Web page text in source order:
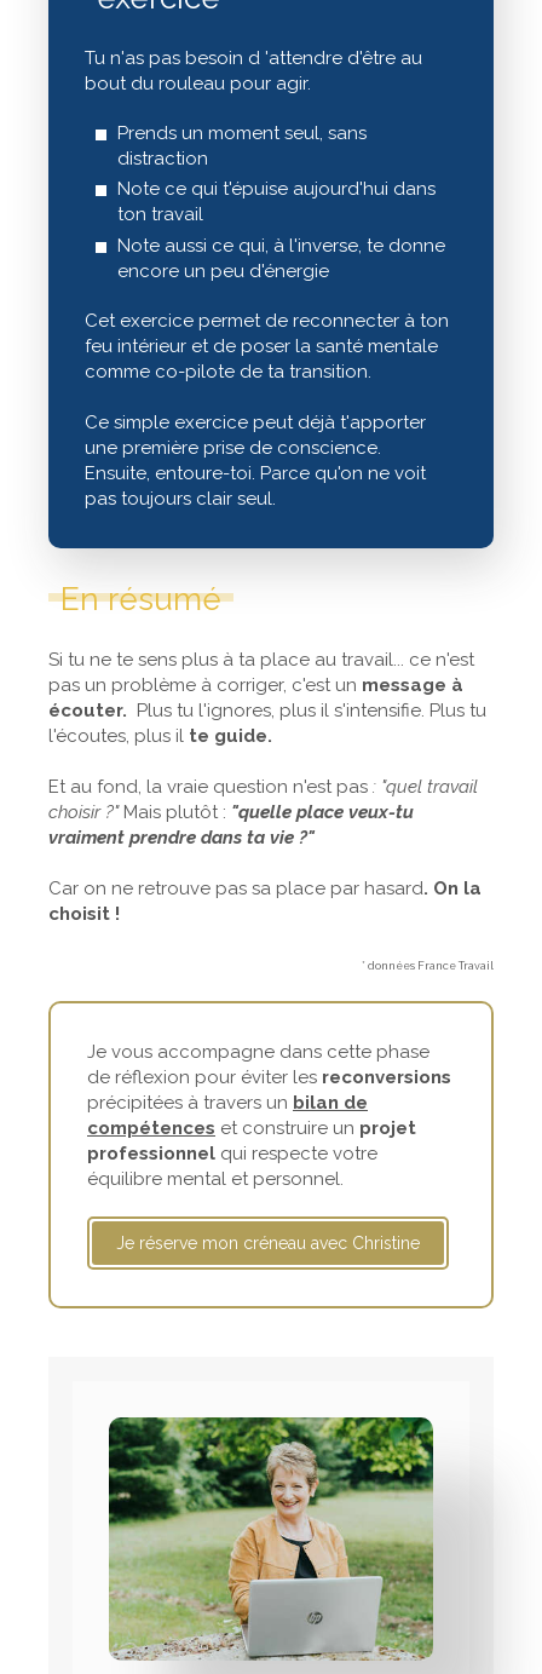
Tu n'as pas besoin d 'attendre d'être au
bout du rouleau pour agir.
Prends un moment seul, sans
distraction
Note ce qui t'épuise aujourd'hui dans
ton travail
Note aussi ce qui, à l'inverse, te donne
encore un peu d'énergie
Cet exercice permet de reconnecter à ton
feu intérieur et de poser la santé mentale
comme co-pilote de ta transition.
Ce simple exercice peut déjà t'apporter
une première prise de conscience.
Ensuite, entoure-toi. Parce qu'on ne voit
pas toujours clair seul.
En résumé
Si tu ne te sens plus à ta place au travail... ce n'est
pas un problème à corriger, c'est un message à
écouter. Plus tu l'ignores, plus il s'intensifie. Plus tu
l'écoutes, plus il te guide.
Et au fond, la vraie question n'est pas : "quel travail
choisir ?" Mais plutôt : "quelle place veux-tu
vraiment prendre dans ta vie ?"
Car on ne retrouve pas sa place par hasard. On la
choisit !
* données France Travail
Je vous accompagne dans cette phase
de réflexion pour éviter les reconversions
précipitées à travers un bilan de
compétences et construire un projet
professionnel qui respecte votre
équilibre mental et personnel.
Je réserve mon créneau avec Christine